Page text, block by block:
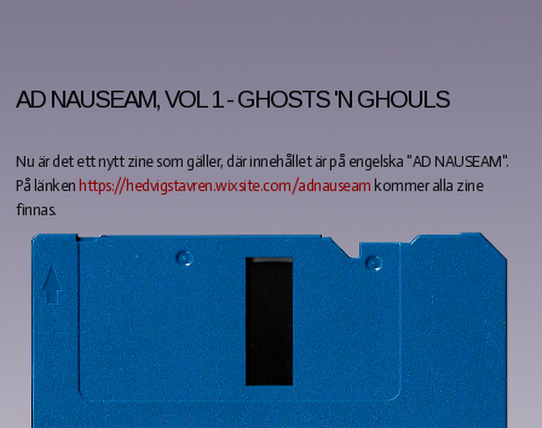
AD NAUSEAM, VOL 1 - GHOSTS 'N GHOULS
Nu är det ett nytt zine som gäller, där innehållet är på engelska "AD NAUSEAM".
På länken https://hedvigstavren.wixsite.com/adnauseam kommer alla zine
finnas.